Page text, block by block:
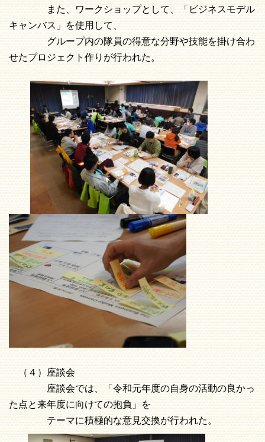
また、ワークショップとして、「ビジネスモデル
キャンバス」を使用して、
グループ内の隊員の得意な分野や技能を掛け合わ
せたプロジェクト作りが行われた。
（４）座談会
座談会では、「令和元年度の自身の活動の良かっ
た点と来年度に向けての抱負」を
テーマに積極的な意見交換が行われた。